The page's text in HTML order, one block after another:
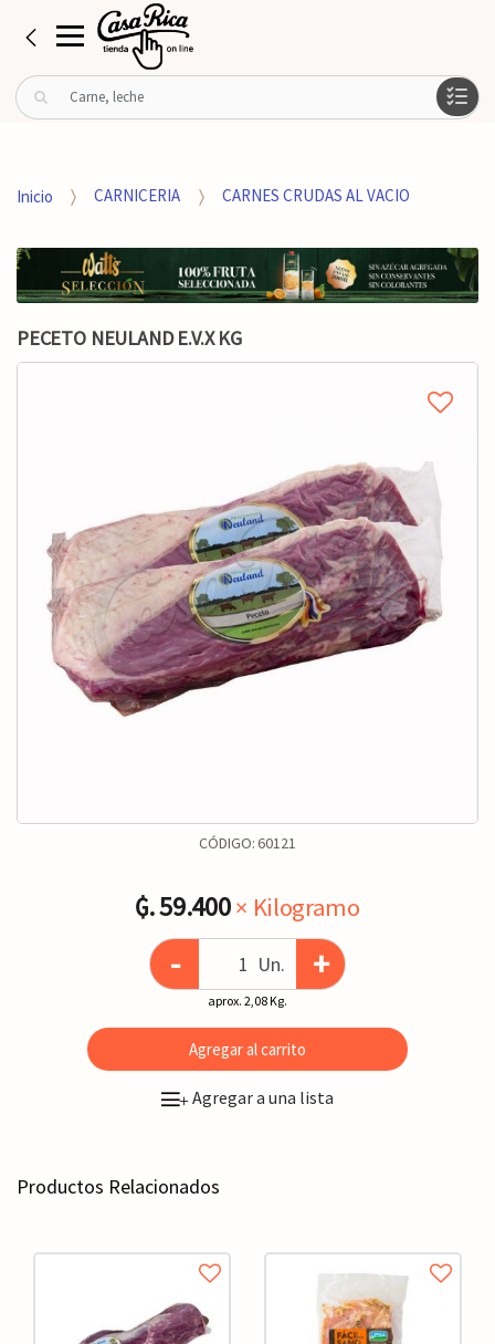
B
u
r
o
r
:
Inicio CARNICERIA CARNES CRUDAS AL VACIO
PECETO NEULAND E.V.X KG
CÓDIGO:60121
₲. 59.400× Kilogramo
- Un. +
aprox. 2,08 Kg.
Agregar al carrito
+Agregar a una lista
Productos Relacionados